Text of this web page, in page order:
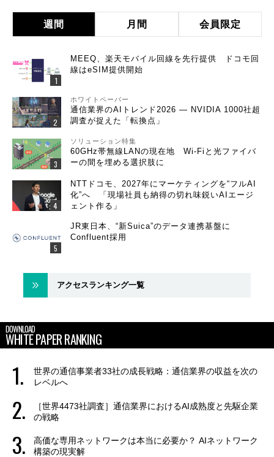
週間 月間 会員限定
MEEQ、楽天モバイル回線を先行提供 ドコモ回
線はeSIM提供開始
ホワイトペーパー
通信業界のAIトレンド2026 ― NVIDIA 1000社超
調査が捉えた「転換点」
ソリューション特集
60GHz帯無線LANの現在地 Wi-Fiと光ファイバ
ーの間を埋める選択肢に
NTTドコモ、2027年にマーケティングを“フルAI
化”へ 「現場社員も納得の切れ味鋭いAIエージ
ェント作る」
JR東日本、“新Suica”のデータ連携基盤に
Confluent採用
アクセスランキング一覧
DOWNLOAD
WHITE PAPER RANKING
世界の通信事業者33社の成長戦略：通信業界の収益を次の
レベルへ
［世界4473社調査］通信業界におけるAI成熟度と先駆企業
の戦略
高価な専用ネットワークは本当に必要か？ AIネットワーク
構築の現実解